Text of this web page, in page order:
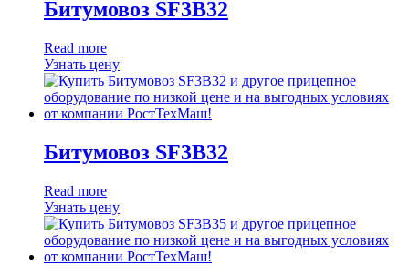
Битумовоз SF3B32
Read more
Узнать цену
Битумовоз SF3B32
Read more
Узнать цену